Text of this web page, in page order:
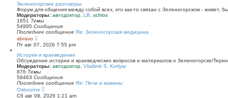
Зеленогорские разговоры
Форум для общения между собой всех, кто как-то связан с Зеленогорском - живет,
Модераторы: автодоктор LB
schlos
1651 Темы
54995 Сообщения
Последнее сообщение Re: Зеленогорская медицина
abravo
е
р
е
й
т
и
к
п
с
Пт авг 07, 2026 7:55 pm
История и краеведение
Обсуждение истории и краеведческих вопросов и материалов о Зеленогорске/
Модераторы: автодоктор Vladimir S. Kotlyar
876 Темы
59463 Сообщения
Последнее сообщение Re: Печи и камины
Osbourne
е
Сб авг 08, 2026 1:21 am